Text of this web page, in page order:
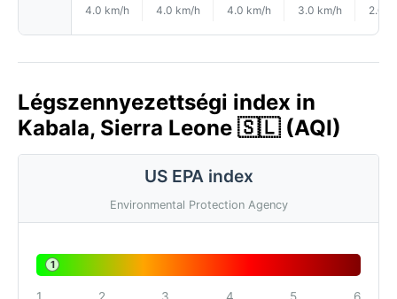
4.0 km/h 4.0 km/h 4.0 km/h 3.0 km/h 2.0
Légszennyezettségi index in
Kabala, Sierra Leone 🇸🇱 (AQI)
US EPA index
Environmental Protection Agency
1
1 2 3 4 5 6